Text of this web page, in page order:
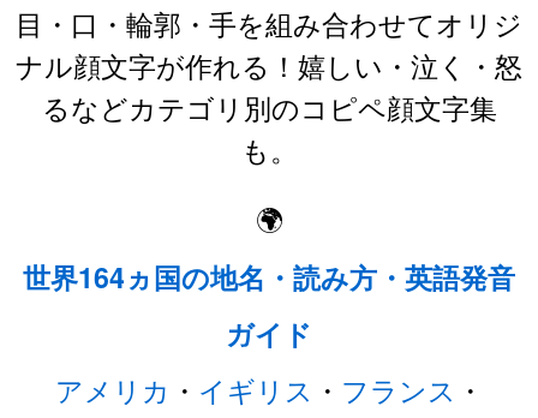
目・口・輪郭・手を組み合わせてオリジ
ナル顔文字が作れる！嬉しい・泣く・怒
るなどカテゴリ別のコピペ顔文字集
も。
🌍
世界164ヵ国の地名・読み方・英語発音
ガイド
アメリカ ・ イギリス ・ フランス ・